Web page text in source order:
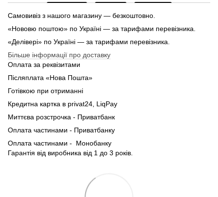
Самовивіз з нашого магазину — безкоштовно.
«Нововю поштою» по Україні — за тарифами перевізника.
«Делівері» по Україні — за тарифами перевізника.
Більше інформації про доставку
Оплата за реквізитами
Післяплата «Нова Пошта»
Готівкою при отриманні
Кредитна картка в privat24, LiqPay
Миттєва розстрочка - Приватбанк
Оплата частинами - Приватбанку
Оплата частинами - Монобанку
Гарантія від виробника від 1 до 3 років.